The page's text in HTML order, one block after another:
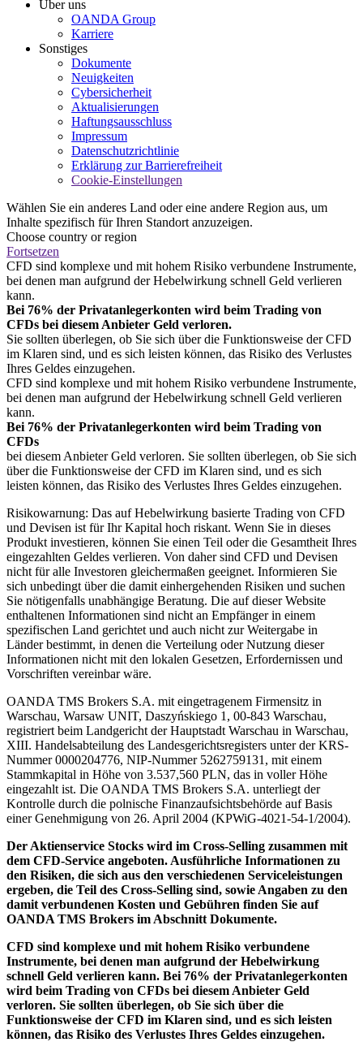
Über uns
OANDA Group
Karriere
Sonstiges
Dokumente
Neuigkeiten
Cybersicherheit
Aktualisierungen
Haftungsausschluss
Impressum
Datenschutzrichtlinie
Erklärung zur Barrierefreiheit
Cookie-Einstellungen
Wählen Sie ein anderes Land oder eine andere Region aus, um
Inhalte spezifisch für Ihren Standort anzuzeigen.
Choose country or region
Fortsetzen
CFD sind komplexe und mit hohem Risiko verbundene Instrumente,
bei denen man aufgrund der Hebelwirkung schnell Geld verlieren
kann.
Bei 76% der Privatanlegerkonten wird beim Trading von
CFDs bei diesem Anbieter Geld verloren.
Sie sollten überlegen, ob Sie sich über die Funktionsweise der CFD
im Klaren sind, und es sich leisten können, das Risiko des Verlustes
Ihres Geldes einzugehen.
CFD sind komplexe und mit hohem Risiko verbundene Instrumente,
bei denen man aufgrund der Hebelwirkung schnell Geld verlieren
kann.
Bei 76% der Privatanlegerkonten wird beim Trading von
CFDs
bei diesem Anbieter Geld verloren. Sie sollten überlegen, ob Sie sich
über die Funktionsweise der CFD im Klaren sind, und es sich
leisten können, das Risiko des Verlustes Ihres Geldes einzugehen.
Risikowarnung: Das auf Hebelwirkung basierte Trading von CFD
und Devisen ist für Ihr Kapital hoch riskant. Wenn Sie in dieses
Produkt investieren, können Sie einen Teil oder die Gesamtheit Ihres
eingezahlten Geldes verlieren. Von daher sind CFD und Devisen
nicht für alle Investoren gleichermaßen geeignet. Informieren Sie
sich unbedingt über die damit einhergehenden Risiken und suchen
Sie nötigenfalls unabhängige Beratung. Die auf dieser Website
enthaltenen Informationen sind nicht an Empfänger in einem
spezifischen Land gerichtet und auch nicht zur Weitergabe in
Länder bestimmt, in denen die Verteilung oder Nutzung dieser
Informationen nicht mit den lokalen Gesetzen, Erfordernissen und
Vorschriften vereinbar wäre.
OANDA TMS Brokers S.A. mit eingetragenem Firmensitz in
Warschau, Warsaw UNIT, Daszyńskiego 1, 00-843 Warschau,
registriert beim Landgericht der Hauptstadt Warschau in Warschau,
XIII. Handelsabteilung des Landesgerichtsregisters unter der KRS-
Nummer 0000204776, NIP-Nummer 5262759131, mit einem
Stammkapital in Höhe von 3.537,560 PLN, das in voller Höhe
eingezahlt ist. Die OANDA TMS Brokers S.A. unterliegt der
Kontrolle durch die polnische Finanzaufsichtsbehörde auf Basis
einer Genehmigung von 26. April 2004 (KPWiG-4021-54-1/2004).
Der Aktienservice Stocks wird im Cross-Selling zusammen mit
dem CFD-Service angeboten. Ausführliche Informationen zu
den Risiken, die sich aus den verschiedenen Serviceleistungen
ergeben, die Teil des Cross-Selling sind, sowie Angaben zu den
damit verbundenen Kosten und Gebühren finden Sie auf
OANDA TMS Brokers im Abschnitt Dokumente.
CFD sind komplexe und mit hohem Risiko verbundene
Instrumente, bei denen man aufgrund der Hebelwirkung
schnell Geld verlieren kann. Bei 76% der Privatanlegerkonten
wird beim Trading von CFDs bei diesem Anbieter Geld
verloren. Sie sollten überlegen, ob Sie sich über die
Funktionsweise der CFD im Klaren sind, und es sich leisten
können, das Risiko des Verlustes Ihres Geldes einzugehen.